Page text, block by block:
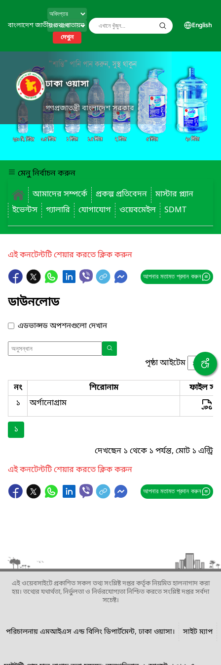
বাংলাদেশ জাতীয় তথ্য বাতায়ন
দেখুন
English
ঢাকা ওয়াসা
গণপ্রজাতন্ত্রী বাংলাদেশ সরকার
মেনু নির্বাচন করুন
আমাদের সম্পর্কে
প্রকল্প প্রতিবেদন
মাস্টার প্ল্যান
ইভেন্টস
গ্যালারি যোগাযোগ ওয়েবমেইল SDMT
এই কনটেন্টটি শেয়ার করতে ক্লিক করুন
আপনার মতামত প্রদান করুন
ডাউনলোড
এডভান্সড অপশনগুলো দেখান
পৃষ্ঠা আইটেম
নং শিরোনাম
ফাইল
১
অর্গানোগ্রাম
১
দেখছেন ১ থেকে ১ পর্যন্ত, মোট ১ এন্ট্রি
এই কনটেন্টটি শেয়ার করতে ক্লিক করুন
আপনার মতামত প্রদান করুন
এই ওয়েবসাইটে প্রকাশিত সকল তথ্য সংশ্লিষ্ট দপ্তর কর্তৃক নিয়মিত হালনাগাদ করা
হয়। তথ্যের যথার্থতা, নির্ভুলতা ও নির্ভরযোগ্যতা নিশ্চিত করতে সংশ্লিষ্ট দপ্তর সর্বদা
সচেষ্ট।
পরিচালনায় এমআইএস এন্ড বিলিং ডিপার্টমেন্ট, ঢাকা ওয়াসা। সাইট ম্যাপ